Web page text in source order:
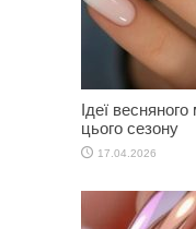
Ідеї
цього сезону
17.04.2026